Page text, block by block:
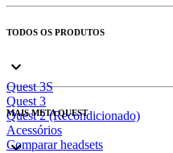
TODOS OS PRODUTOS
Quest 3S
Quest 3
Quest 2 (Recondicionado)
Acessórios
Comparar headsets
MAIS META QUEST